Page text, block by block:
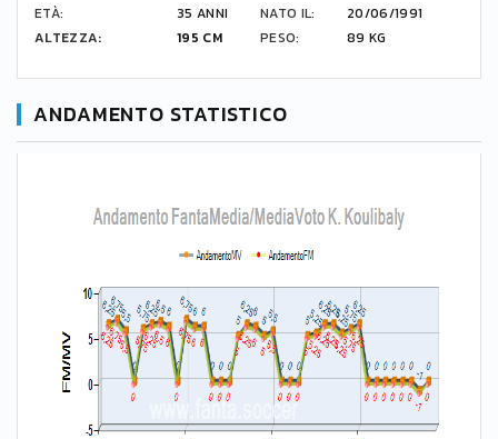
ETÀ:
35 ANNI NATO IL:
20/06/1991
ALTEZZA:
195 CM PESO: 89 KG
ANDAMENTO STATISTICO